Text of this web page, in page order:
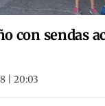
con sendas
| 20:03